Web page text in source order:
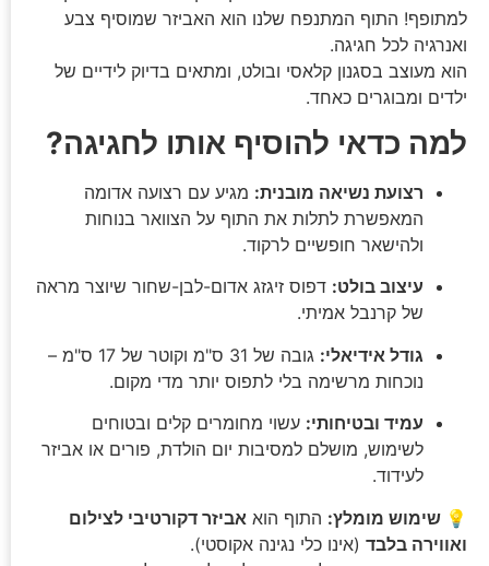
למתופף! התוף המתנפח שלנו הוא האביזר שמוסיף צבע
ואנרגיה לכל חגיגה.
הוא מעוצב בסגנון קלאסי ובולט, ומתאים בדיוק לידיים של
ילדים ומבוגרים כאחד.
למה כדאי להוסיף אותו לחגיגה?
רצועת נשיאה מובנית: מגיע עם רצועה אדומה
המאפשרת לתלות את התוף על הצוואר בנוחות
ולהישאר חופשיים לרקוד.
עיצוב בולט: דפוס זיגזג אדום-לבן-שחור שיוצר מראה
של קרנבל אמיתי.
גודל אידיאלי:
גובה של 31 ס"מ וקוטר של 17 ס"מ –
נוכחות מרשימה בלי לתפוס יותר מדי מקום.
עמיד ובטיחותי: עשוי מחומרים קלים ובטוחים
לשימוש, מושלם למסיבות יום הולדת, פורים או אביזר
לעידוד.
💡 שימוש מומלץ: התוף הוא אביזר דקורטיבי לצילום
ואווירה בלבד (אינו כלי נגינה אקוסטי).